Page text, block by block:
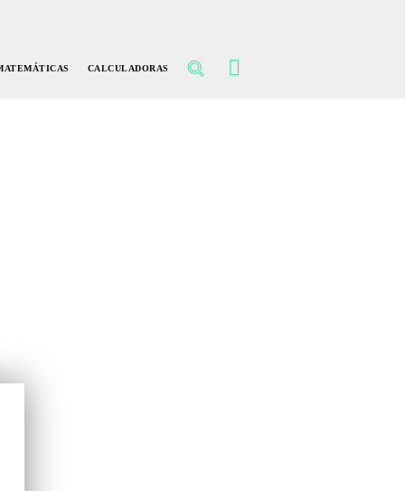
CALCULADORAS